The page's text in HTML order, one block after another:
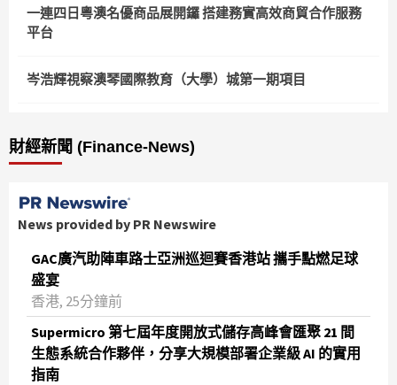
一連四日粵澳名優商品展開鑼 搭建務實高效商貿合作服務
平台
岑浩輝視察澳琴國際教育（大學）城第一期項目
財經新聞 (Finance-News)
News provided by PR Newswire
GAC廣汽助陣車路士亞洲巡迴賽香港站 攜手點燃足球
盛宴
香港, 25分鐘前
Supermicro 第七屆年度開放式儲存高峰會匯聚 21 間
生態系統合作夥伴，分享大規模部署企業級 AI 的實用
指南